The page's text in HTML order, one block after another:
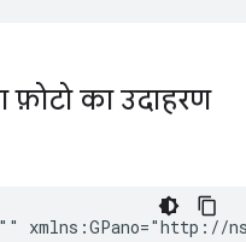
फ़ोटो का उदाहरण